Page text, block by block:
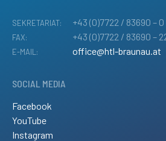
SEKRETARIAT: +43 (0)7722 / 83690 – 0
FAX: +43 (0)7722 / 83690 –
E-MAIL: office@htl-braunau.at
SOCIAL MEDIA
Facebook
YouTube
Instagram